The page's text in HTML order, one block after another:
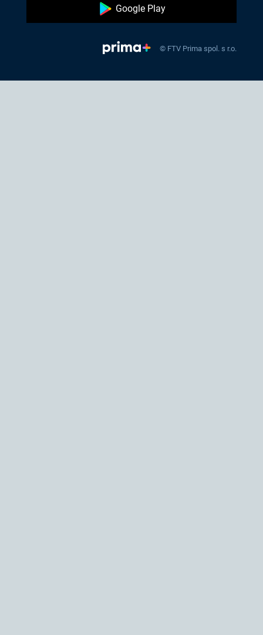
Google Play
© FTV Prima spol. s r.o.